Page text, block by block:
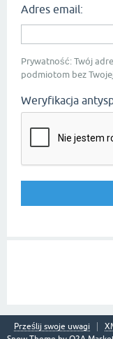
Adres email:
Prywatność: Twój
podmiotom bez
Weryfikacja
Prześlij swoje uwagi